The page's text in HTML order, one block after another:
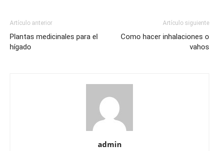
Artículo anterior
Plantas medicinales para el
hígado
Artículo siguiente
Como hacer inhalaciones o
vahos
admin